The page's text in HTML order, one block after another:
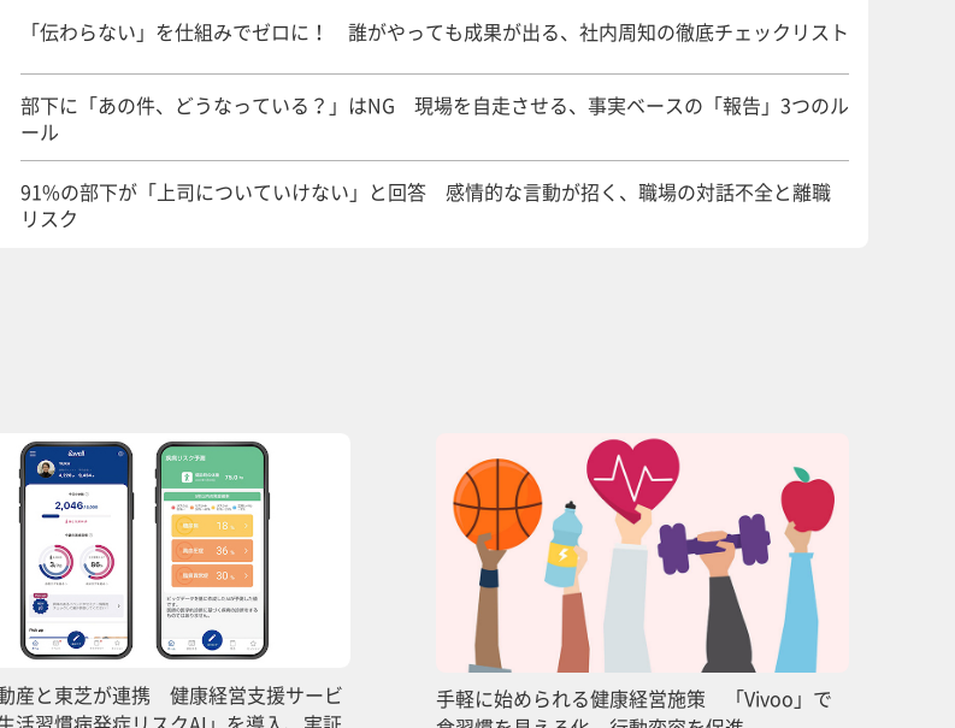
「伝わらない」を仕組みでゼロに！ 誰がやっても成果が出る、社内周知の徹底チェックリスト
部下に「あの件、どうなっている？」はNG 現場を自走させる、事実ベースの「報告」3つのル
ール
91%の部下が「上司についていけない」と回答 感情的な言動が招く、職場の対話不全と離職
リスク
産と東芝が連携 健康経営支援サービ
手軽に始められる健康経営施策 「Vivoo」で